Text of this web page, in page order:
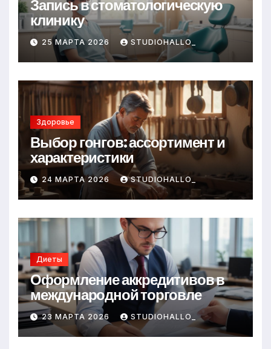
Запись в стоматологическую
клинику
25 МАРТА 2026 STUDIOHALLO_
Здоровье
Выбор гонгов: ассортимент и
характеристики
24 МАРТА 2026 STUDIOHALLO_
Диеты
Оформление аккредитивов в
международной торговле
23 МАРТА 2026 STUDIOHALLO_